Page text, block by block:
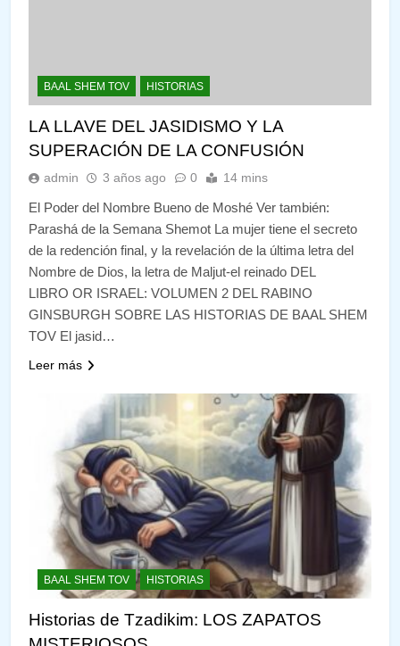
BAAL SHEM TOV HISTORIAS
LA LLAVE DEL JASIDISMO Y LA
SUPERACIÓN DE LA CONFUSIÓN
admin 3 años ago 0 14 mins
El Poder del Nombre Bueno de Moshé Ver también:
Parashá de la Semana Shemot La mujer tiene el secreto
de la redención final, y la revelación de la última letra del
Nombre de Dios, la letra de Maljut-el reinado DEL
LIBRO OR ISRAEL: VOLUMEN 2 DEL RABINO
GINSBURGH SOBRE LAS HISTORIAS DE BAAL SHEM
TOV El jasid…
Leer más
BAAL SHEM TOV HISTORIAS
Historias de Tzadikim: LOS ZAPATOS